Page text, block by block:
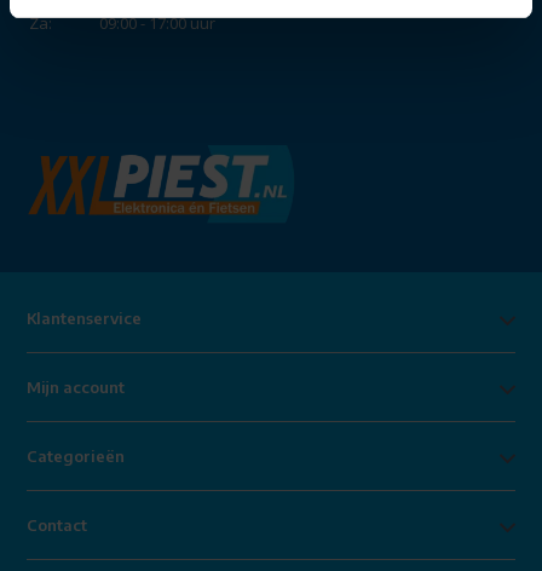
Za:
09:00 - 17:00 uur
Klantenservice
Mijn account
Categorieën
Contact